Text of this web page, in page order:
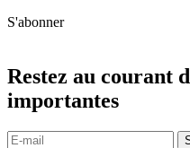
S'abonner
Restez au courant
importantes